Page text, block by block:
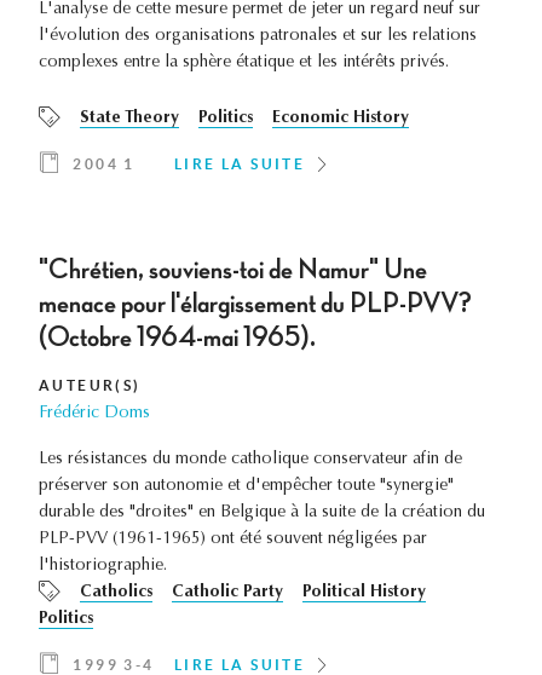
L'analyse de cette mesure permet de jeter un regard neuf sur
l'évolution des organisations patronales et sur les relations
complexes entre la sphère étatique et les intérêts privés.
State Theory Politics Economic History
2004 1 LIRE LA SUITE
"Chrétien, souviens-toi de Namur" Une
menace pour l'élargissement du PLP-PVV?
(Octobre 1964-mai 1965).
AUTEUR(S)
Frédéric Doms
Les résistances du monde catholique conservateur afin de
préserver son autonomie et d'empêcher toute "synergie"
durable des "droites" en Belgique à la suite de la création du
PLP-PVV (1961-1965) ont été souvent négligées par
l'historiographie.
Catholics
Catholic Party
Political History
Politics
1999 3-4 LIRE LA SUITE